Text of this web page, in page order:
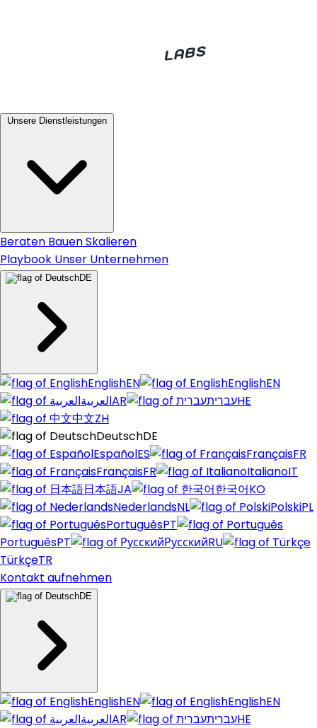
Beraten BauenSkalieren
Playbook Unser Unternehmen
DE
EnglishEN EnglishEN
العربيةAR עבריתHE
中文ZH
DeutschDE
EspañolES FrançaisFR
FrançaisFR ItalianoIT
日本語JA 한국어KO
NederlandsNL PolskiPL
PortuguêsPT
PortuguêsPT РусскийRU
TürkçeTR
Kontakt aufnehmen
DE
EnglishEN EnglishEN
العربيةAR עבריתHE